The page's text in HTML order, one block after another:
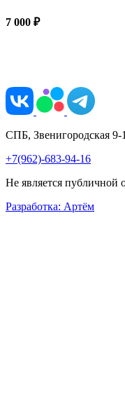
7 000 ₽
СПБ, Звенигородская 9-
+7(962)-683-94-16
Не является публичной
Разработка: Артём